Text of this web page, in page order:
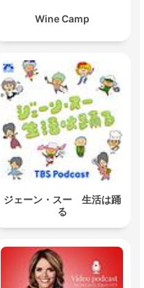
Wine Camp
ジェーン・スー 生活は踊
る